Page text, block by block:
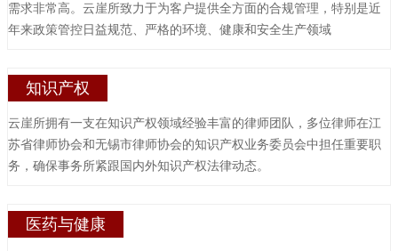
需求非常高。云崖所致力于为客户提供全方面的合规管理，特别是近
年来政策管控日益规范、严格的环境、健康和安全生产领域
知识产权
云崖所拥有一支在知识产权领域经验丰富的律师团队，多位律师在江
苏省律师协会和无锡市律师协会的知识产权业务委员会中担任重要职
务，确保事务所紧跟国内外知识产权法律动态。
医药与健康